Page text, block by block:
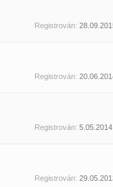
Registrován:
Registrován:
Registrován: 5.05.2014
Registrován: